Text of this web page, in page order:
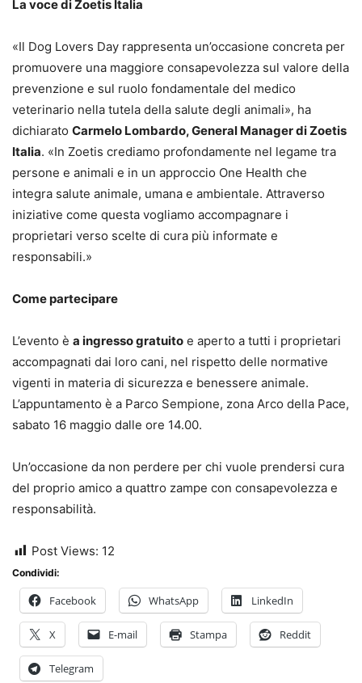
La voce di Zoetis Italia
«Il Dog Lovers Day rappresenta un’occasione concreta per
promuovere una maggiore consapevolezza sul valore della
prevenzione e sul ruolo fondamentale del medico
veterinario nella tutela della salute degli animali», ha
dichiarato Carmelo Lombardo, General Manager di Zoetis
Italia. «In Zoetis crediamo profondamente nel legame tra
persone e animali e in un approccio One Health che
integra salute animale, umana e ambientale. Attraverso
iniziative come questa vogliamo accompagnare i
proprietari verso scelte di cura più informate e
responsabili.»
Come partecipare
L’evento è a ingresso gratuito e aperto a tutti i proprietari
accompagnati dai loro cani, nel rispetto delle normative
vigenti in materia di sicurezza e benessere animale.
L’appuntamento è a Parco Sempione, zona Arco della Pace,
sabato 16 maggio dalle ore 14.00.
Un’occasione da non perdere per chi vuole prendersi cura
del proprio amico a quattro zampe con consapevolezza e
responsabilità.
Post Views: 12
Condividi:
Facebook WhatsApp LinkedIn
X E-mail Stampa Reddit
Telegram